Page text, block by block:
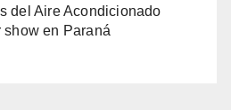
del Aire Acondicionado
show en Paraná